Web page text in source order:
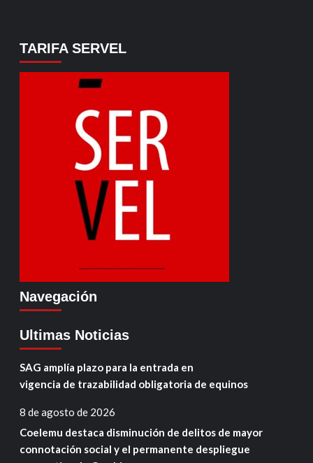
TARIFA SERVEL
Navegación
Ultimas Noticias
SAG amplía plazo para la entrada en
vigencia de trazabilidad obligatoria de equinos
8 de agosto de 2026
Coelemu destaca disminución de delitos de mayor
connotación social y el permanente despliegue